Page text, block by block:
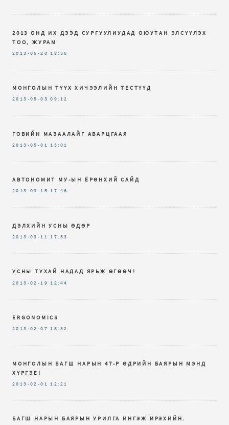
2013 ОНД ИХ ДЭЭД СУРГУУЛИУДАД ОЮУТАН ЭЛСҮҮЛЭХ
ТОО, ЖУРАМ
2013-05-20 18:56
МОНГОЛЫН ТҮҮХ ХИЧЭЭЛИЙН ТЕСТҮҮД
2013-05-03 09:12
ГОВИЙН МАЗААЛАЙГ АВАРЦГААЯ
2013-05-01 13:01
АВТОНОМИТ МУ-ЫН ЁРӨНХИЙ САЙД
2013-03-15 17:46
ДЭЛХИЙН УСНЫ ӨДӨР
2013-03-11 17:53
УСНЫ ТУХАЙ НАДАД ЯРЬЖ ӨГӨӨЧ!
2013-02-19 12:44
ERGONOMICS
2013-02-07 18:52
МОНГОЛЫН БАГШ НАРЫН 47-Р ӨДРИЙН БАЯРЫН МЭНД
ХҮРГЭЕ!
2013-02-01 12:21
БАГШ НАРЫН БАЯРЫН УРИЛГА ИНГЭЖ ИРЭХИЙН.